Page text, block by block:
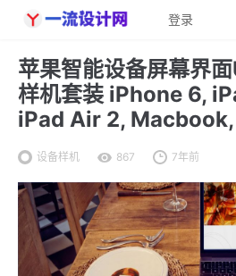
登录
苹果智能设备屏幕界
样机套装 iPhone 6,
iPad Air 2,
设备样机 867 7年前